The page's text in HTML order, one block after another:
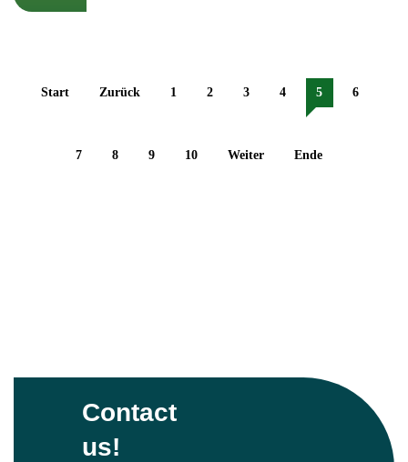
Start Zurück 1 2 3 4 5 6
7 8 9 10 Weiter Ende
Contact
us!